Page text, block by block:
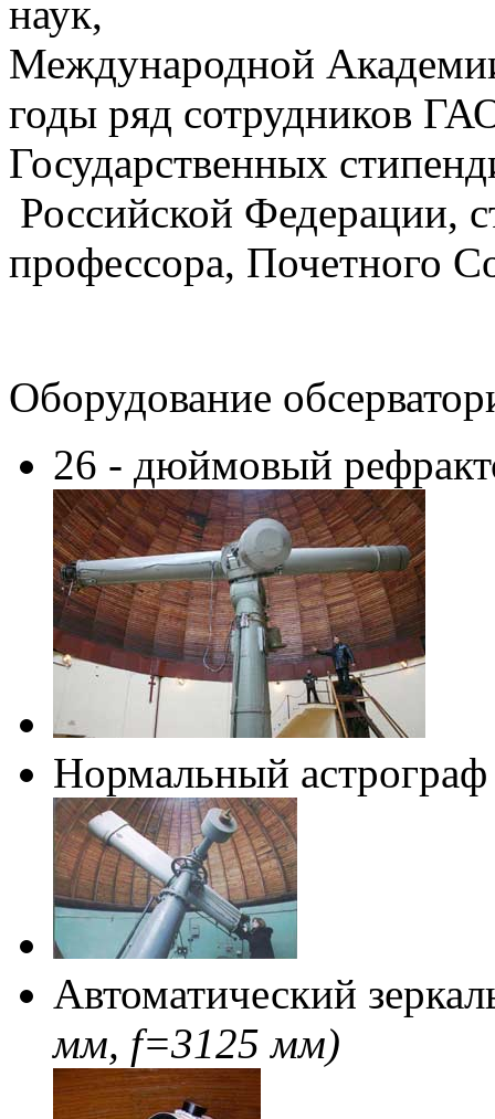
наук,
Международной
годы ряд сотрудников
Государственных
Российской Федерации,
профессора, Почетного
Оборудование
26 - дюймовый
Нормальный
Автоматический
мм, f=3125 мм)